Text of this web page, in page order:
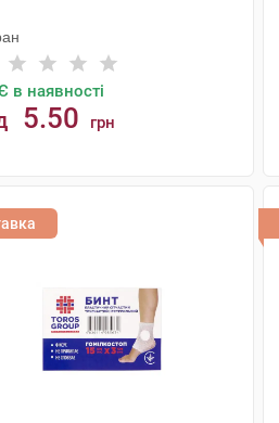
в наявності
5.50 грн